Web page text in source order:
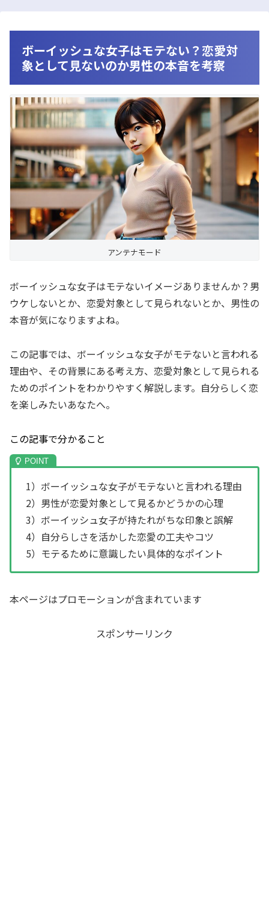
ボーイッシュな女子はモテない？恋愛対
象として見ないのか男性の本音を考察
アンテナモード
ボーイッシュな女子はモテないイメージありませんか？男
ウケしないとか、恋愛対象として見られないとか、男性の
本音が気になりますよね。
この記事では、ボーイッシュな女子がモテないと言われる
理由や、その背景にある考え方、恋愛対象として見られる
ためのポイントをわかりやすく解説します。自分らしく恋
を楽しみたいあなたへ。
この記事で分かること
1）ボーイッシュな女子がモテないと言われる理由
2）男性が恋愛対象として見るかどうかの心理
3）ボーイッシュ女子が持たれがちな印象と誤解
4）自分らしさを活かした恋愛の工夫やコツ
5）モテるために意識したい具体的なポイント
本ページはプロモーションが含まれています
スポンサーリンク